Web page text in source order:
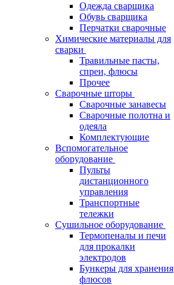
Одежда сварщика
Обувь сварщика
Перчатки сварочные
Химические материалы для
сварки
Травильные пасты,
спреи, флюсы
Прочее
Сварочные шторы
Сварочные занавесы
Сварочные полотна и
одеяла
Комплектующие
Вспомогательное
оборудование
Пульты
дистанционного
управления
Транспортные
тележки
Сушильное оборудование
Термопеналы и печи
для прокалки
электродов
Бункеры для хранения
флюсов